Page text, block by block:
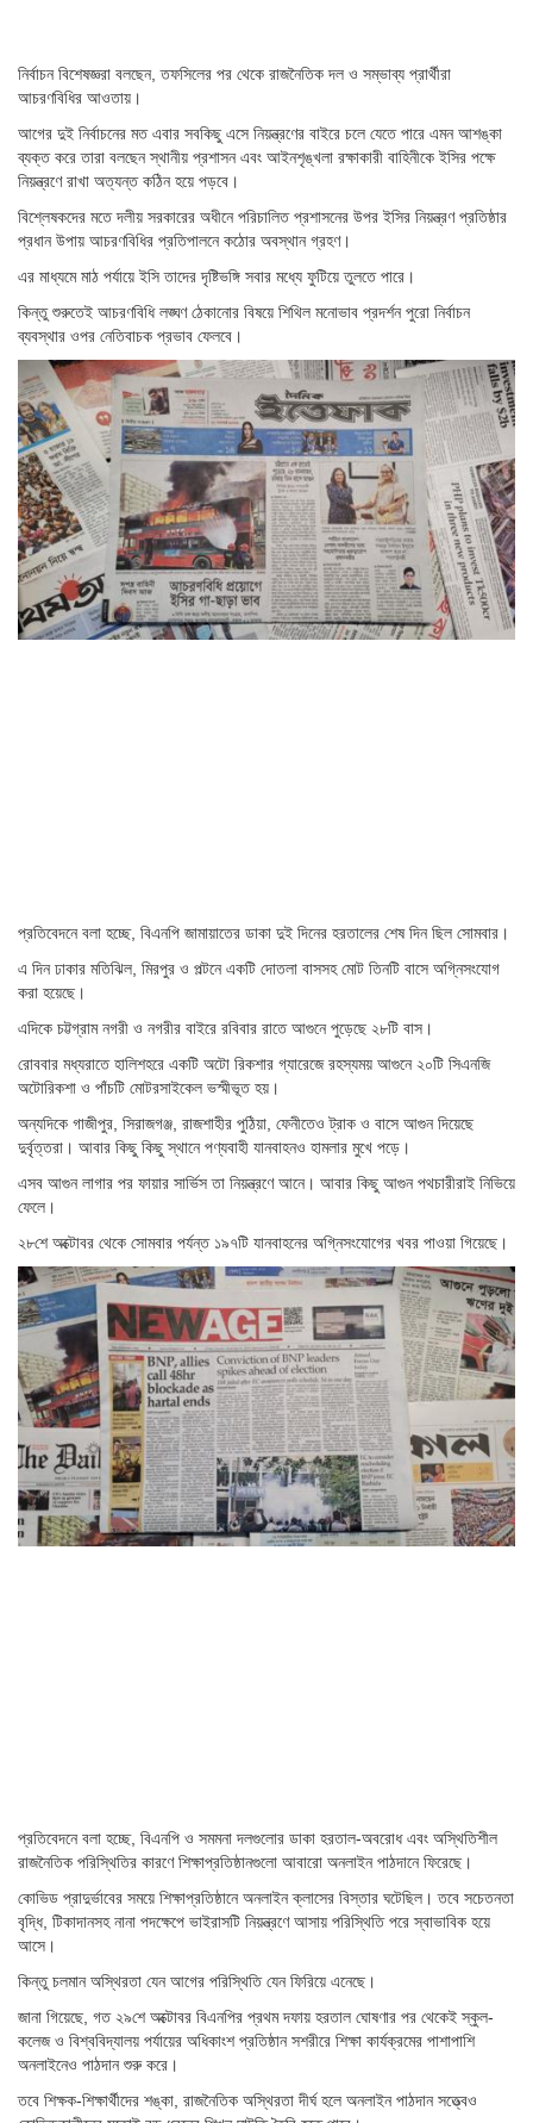
নির্বাচন বিশেষজ্ঞরা বলছেন, তফসিলের পর থেকে রাজনৈতিক দল ও সম্ভাব্য প্রার্থীরা
আচরণবিধির আওতায়।
আগের দুই নির্বাচনের মত এবার সবকিছু এসে নিয়ন্ত্রণের বাইরে চলে যেতে পারে এমন আশঙ্কা
ব্যক্ত করে তারা বলছেন স্থানীয় প্রশাসন এবং আইনশৃঙ্খলা রক্ষাকারী বাহিনীকে ইসির পক্ষে
নিয়ন্ত্রণে রাখা অত্যন্ত কঠিন হয়ে পড়বে।
বিশ্লেষকদের মতে দলীয় সরকারের অধীনে পরিচালিত প্রশাসনের উপর ইসির নিয়ন্ত্রণ প্রতিষ্ঠার
প্রধান উপায় আচরণবিধির প্রতিপালনে কঠোর অবস্থান গ্রহণ।
এর মাধ্যমে মাঠ পর্যায়ে ইসি তাদের দৃষ্টিভঙ্গি সবার মধ্যে ফুটিয়ে তুলতে পারে।
কিন্তু শুরুতেই আচরণবিধি লঙ্ঘণ ঠেকানোর বিষয়ে শিথিল মনোভাব প্রদর্শন পুরো নির্বাচন
ব্যবস্থার ওপর নেতিবাচক প্রভাব ফেলবে।
প্রতিবেদনে বলা হচ্ছে, বিএনপি জামায়াতের ডাকা দুই দিনের হরতালের শেষ দিন ছিল সোমবার।
এ দিন ঢাকার মতিঝিল, মিরপুর ও পল্টনে একটি দোতলা বাসসহ মোট তিনটি বাসে অগ্নিসংযোগ
করা হয়েছে।
এদিকে চট্টগ্রাম নগরী ও নগরীর বাইরে রবিবার রাতে আগুনে পুড়েছে ২৮টি বাস।
রোববার মধ্যরাতে হালিশহরে একটি অটো রিকশার গ্যারেজে রহস্যময় আগুনে ২০টি সিএনজি
অটোরিকশা ও পাঁচটি মোটরসাইকেল ভস্মীভূত হয়।
অন্যদিকে গাজীপুর, সিরাজগঞ্জ, রাজশাহীর পুঠিয়া, ফেনীতেও ট্রাক ও বাসে আগুন দিয়েছে
দুর্বৃত্তরা। আবার কিছু কিছু স্থানে পণ্যবাহী যানবাহনও হামলার মুখে পড়ে।
এসব আগুন লাগার পর ফায়ার সার্ভিস তা নিয়ন্ত্রণে আনে। আবার কিছু আগুন পথচারীরাই নিভিয়ে
ফেলে।
২৮শে অক্টোবর থেকে সোমবার পর্যন্ত ১৯৭টি যানবাহনের অগ্নিসংযোগের খবর পাওয়া গিয়েছে।
প্রতিবেদনে বলা হচ্ছে, বিএনপি ও সমমনা দলগুলোর ডাকা হরতাল-অবরোধ এবং অস্থিতিশীল
রাজনৈতিক পরিস্থিতির কারণে শিক্ষাপ্রতিষ্ঠানগুলো আবারো অনলাইন পাঠদানে ফিরেছে।
কোভিড প্রাদুর্ভাবের সময়ে শিক্ষাপ্রতিষ্ঠানে অনলাইন ক্লাসের বিস্তার ঘটেছিল। তবে সচেতনতা
বৃদ্ধি, টিকাদানসহ নানা পদক্ষেপে ভাইরাসটি নিয়ন্ত্রণে আসায় পরিস্থিতি পরে স্বাভাবিক হয়ে
আসে।
কিন্তু চলমান অস্থিরতা যেন আগের পরিস্থিতি যেন ফিরিয়ে এনেছে।
জানা গিয়েছে, গত ২৯শে অক্টোবর বিএনপির প্রথম দফায় হরতাল ঘোষণার পর থেকেই স্কুল-
কলেজ ও বিশ্ববিদ্যালয় পর্যায়ের অধিকাংশ প্রতিষ্ঠান সশরীরে শিক্ষা কার্যক্রমের পাশাপাশি
অনলাইনেও পাঠদান শুরু করে।
তবে শিক্ষক-শিক্ষার্থীদের শঙ্কা, রাজনৈতিক অস্থিরতা দীর্ঘ হলে অনলাইন পাঠদান সত্ত্বেও